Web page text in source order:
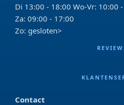
Di 13:00 - 18:00 Wo-Vr: 10:00
Za: 09:00 - 17:00
Zo: gesloten>
Contact